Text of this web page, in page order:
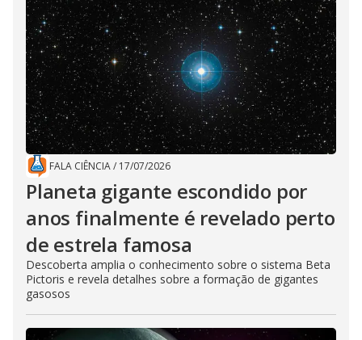
FALA CIÊNCIA/ 17/07/2026
Planeta gigante escondido por
anos finalmente é revelado perto
de estrela famosa
Descoberta amplia o conhecimento sobre o sistema Beta
Pictoris e revela detalhes sobre a formação de gigantes
gasosos